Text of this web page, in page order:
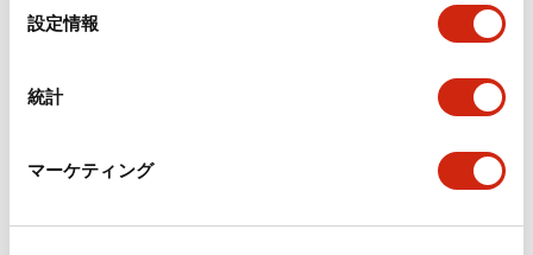
設定情報
統計
マーケティング
仕様 すべて展開 +